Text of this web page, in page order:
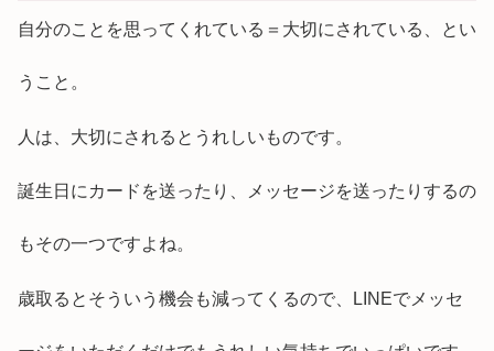
自分のことを思ってくれている＝大切にされている、とい
うこと。
人は、大切にされるとうれしいものです。
誕生日にカードを送ったり、メッセージを送ったりするの
もその一つですよね。
歳取るとそういう機会も減ってくるので、LINEでメッセ